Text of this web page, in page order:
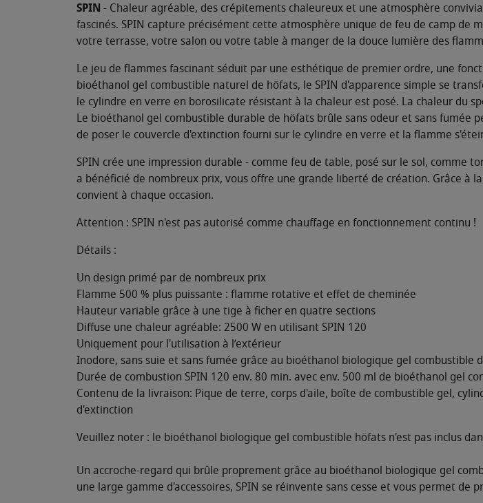
SPIN - Chaleur agréable, des crépitements chaleureux et une atmosphère
fascinés. SPIN capture précisément cette atmosphère unique de feu de camp
votre terrasse, votre salon ou votre table à manger de la douce lumière des
Le jeu de flammes fascinant séduit par une esthétique de premier ordre, une
bioéthanol gel combustible naturel de höfats, le SPIN d'apparence simple se
le cylindre en verre en borosilicate résistant à la chaleur est posé. La chaleur du
Le bioéthanol gel combustible durable de höfats brûle sans odeur et sans
de poser le couvercle d'extinction fourni sur le cylindre en verre et la flamme
SPIN crée une impression durable - comme feu de table, posé sur le sol, comme
a bénéficié de nombreux prix, vous offre une grande liberté de création. Grâce à
convient à chaque occasion.
Attention : SPIN n'est pas autorisé comme chauffage en fonctionnement continu !
Détails :
Un design primé par de nombreux prix
Flamme 500 % plus puissante : flamme rotative et effet de cheminée
Hauteur variable grâce à une tige à ficher en quatre sections
Diffuse une chaleur agréable: 2500 W en utilisant SPIN 120
Uniquement pour l'utilisation à l’extérieur
Inodore, sans suie et sans fumée grâce au bioéthanol biologique gel combustible
Durée de combustion SPIN 120 env. 80 min. avec env. 500 ml de bioéthanol gel
Contenu de la livraison: Pique de terre, corps d'aile, boîte de combustible gel,
d'extinction
Veuillez noter : le bioéthanol biologique gel combustible höfats n'est pas inclus
Un accroche-regard qui brûle proprement grâce au bioéthanol biologique gel
une large gamme d'accessoires, SPIN se réinvente sans cesse et vous permet de